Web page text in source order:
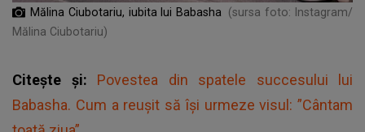
Mălina Ciubotariu, iubita lui Babasha
(sursa foto: Instagram/
Mălina Ciubotariu)
Citește și: Povestea din spatele succesului lui
Babasha. Cum a reușit să își urmeze visul: ”Cântam